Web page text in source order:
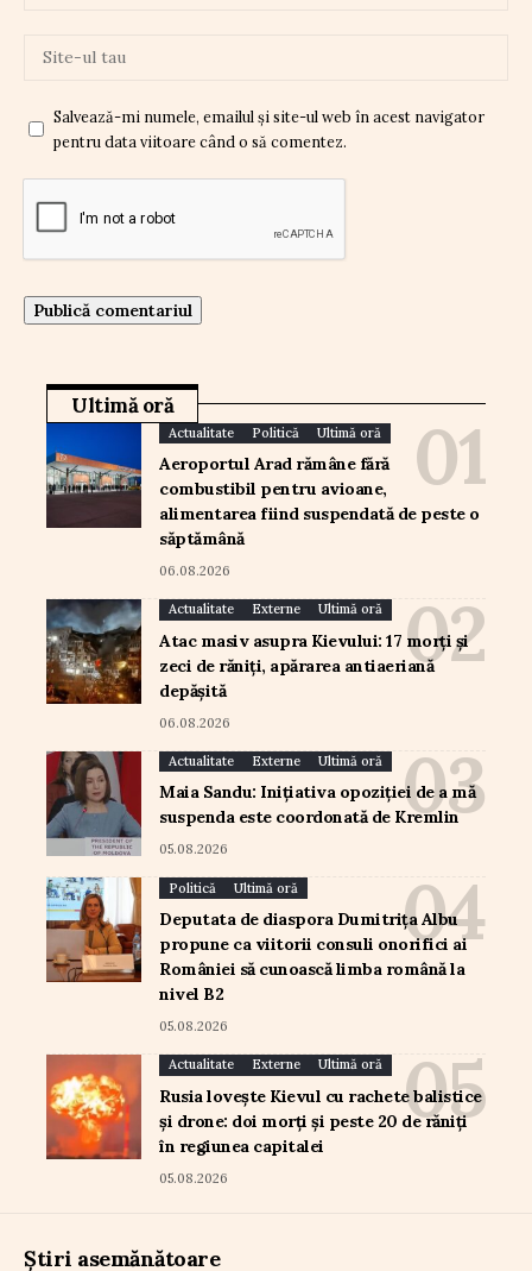
Salvează-mi numele, emailul și site-ul web în acest navigator
pentru data viitoare când o să comentez.
Ultimă oră
Actualitate Politică Ultimă oră
Aeroportul Arad rămâne fără
combustibil pentru avioane,
alimentarea fiind suspendată de peste o
săptămână
06.08.2026
Actualitate Externe Ultimă oră
Atac masiv asupra Kievului: 17 morți și
zeci de răniți, apărarea antiaeriană
depășită
06.08.2026
Actualitate Externe Ultimă oră
Maia Sandu: Inițiativa opoziției de a mă
suspenda este coordonată de Kremlin
05.08.2026
Politică Ultimă oră
Deputata de diaspora Dumitrița Albu
propune ca viitorii consuli onorifici ai
României să cunoască limba română la
nivel B2
05.08.2026
Actualitate Externe Ultimă oră
Rusia lovește Kievul cu rachete balistice
și drone: doi morți și peste 20 de răniți
în regiunea capitalei
05.08.2026
Știri asemănătoare